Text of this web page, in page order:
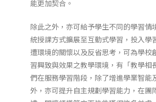
能更加契合。
除此之外，亦可給予學生不同的學習情
統授課方式擴展至互動式學習，投入學
遭環境的關懷以及反省思考，可為學校
習興致與效果之教學環境，有「教學相
們在服務學習階段，除了增進學業智能
外，亦可提升自主規劃學習能力，在團